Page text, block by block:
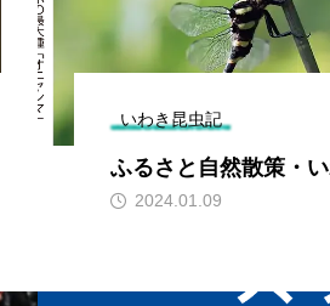
いわき昆虫記
ふるさと自然散策・
2024.01.09